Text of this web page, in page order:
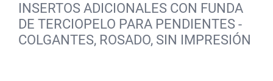
INSERTOS ADICIONALES CON FUNDA
DE TERCIOPELO PARA PENDIENTES -
COLGANTES, ROSADO, SIN IMPRESIÓN